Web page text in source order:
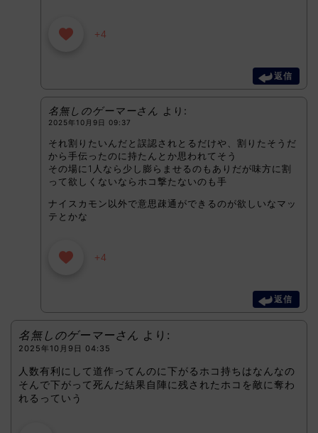
+4
返信
名無しのゲーマーさん より:
2025年10月9日 09:37
それ割りたいんだと誤認されとるだけや、割りたそうだ
から手伝ったのに持たんとか思われてそう
その場に1人なら少し膨らませるのもありだが味方に割
って欲しくないならホコ撃たないのも手
ナイスカモン以外で意思疎通ができるのが欲しいなマッ
テとかな
+4
返信
名無しのゲーマーさん より:
2025年10月9日 04:35
人数有利にして道作ってんのに下がるホコ持ちはなんなの
そんで下がって死んだ結果自陣に残されたホコを敵に奪わ
れるっていう